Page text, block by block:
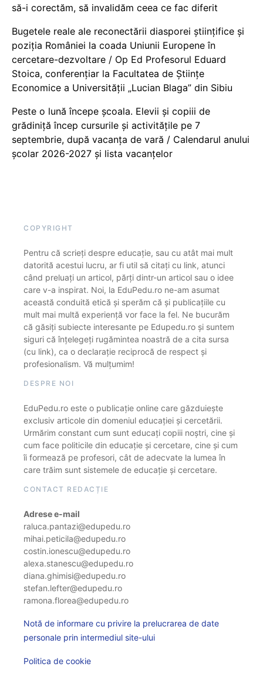
să-i corectăm, să invalidăm ceea ce fac diferit
Bugetele reale ale reconectării diasporei științifice și
poziția României la coada Uniunii Europene în
cercetare-dezvoltare / Op Ed Profesorul Eduard
Stoica, conferențiar la Facultatea de Științe
Economice a Universității „Lucian Blaga” din Sibiu
Peste o lună începe școala. Elevii și copiii de
grădiniță încep cursurile și activitățile pe 7
septembrie, după vacanța de vară / Calendarul anului
școlar 2026-2027 și lista vacanțelor
COPYRIGHT
Pentru că scrieți despre educație, sau cu atât mai mult
datorită acestui lucru, ar fi util să citați cu link, atunci
când preluați un articol, părți dintr-un articol sau o idee
care v-a inspirat. Noi, la EduPedu.ro ne-am asumat
această conduită etică și sperăm că și publicațiile cu
mult mai multă experiență vor face la fel. Ne bucurăm
că găsiți subiecte interesante pe Edupedu.ro și suntem
siguri că înțelegeți rugămintea noastră de a cita sursa
(cu link), ca o declarație reciprocă de respect și
profesionalism. Vă mulțumim!
DESPRE NOI
EduPedu.ro este o publicație online care găzduiește
exclusiv articole din domeniul educației și cercetării.
Urmărim constant cum sunt educați copiii noștri, cine și
cum face politicile din educație și cercetare, cine și cum
îi formează pe profesori, cât de adecvate la lumea în
care trăim sunt sistemele de educație și cercetare.
CONTACT REDACȚIE
Adrese e-mail
raluca.pantazi@edupedu.ro
mihai.peticila@edupedu.ro
costin.ionescu@edupedu.ro
alexa.stanescu@edupedu.ro
diana.ghimisi@edupedu.ro
stefan.lefter@edupedu.ro
ramona.florea@edupedu.ro
Notă de informare cu privire la prelucrarea de date
personale prin intermediul site-ului
Politica de cookie